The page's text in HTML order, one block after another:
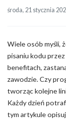
środa, 21 stycznia
Wiele osób myśli,
pisaniu kodu przez
benefitach,
zawodzie. Czy
tworząc kolejne
Każdy dzień
tym artykule